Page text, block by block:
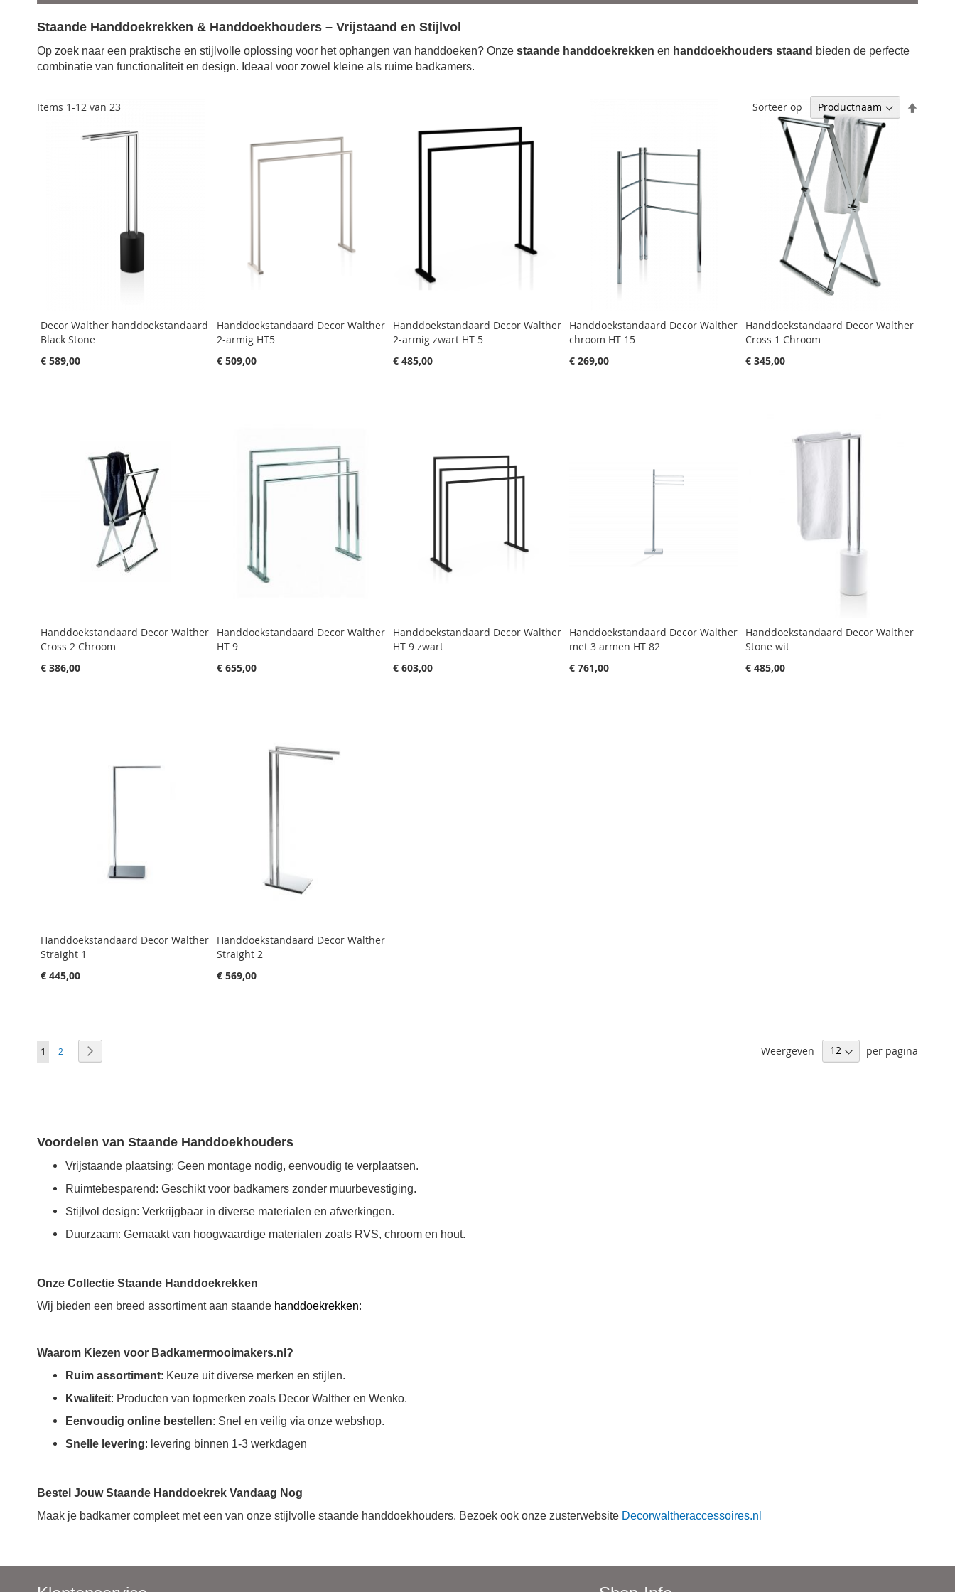
Staande Handdoekrekken & Handdoekhouders – Vrijstaand en Stijlvol
Op zoek naar een praktische en stijlvolle oplossing voor het ophangen van handdoeken? Onze staande handdoekrekken en handdoekhouders staand bieden de perfecte
combinatie van functionaliteit en design. Ideaal voor zowel kleine als ruime badkamers.
Items 1-12 van 23 Sorteer op
Decor Walther handdoekstandaard
Black Stone
€ 589,00
Handdoekstandaard Decor Walther
2-armig HT5
€ 509,00
Handdoekstandaard Decor Walther
2-armig zwart HT 5
€ 485,00
Handdoekstandaard Decor Walther
chroom HT 15
€ 269,00
Handdoekstandaard Decor Walther
Cross 1 Chroom
€ 345,00
Handdoekstandaard Decor Walther
Cross 2 Chroom
€ 386,00
Handdoekstandaard Decor Walther
HT 9
€ 655,00
Handdoekstandaard Decor Walther
HT 9 zwart
€ 603,00
Handdoekstandaard Decor Walther
met 3 armen HT 82
€ 761,00
Handdoekstandaard Decor Walther
Stone wit
€ 485,00
Handdoekstandaard Decor Walther
Straight 1
€ 445,00
Handdoekstandaard Decor Walther
Straight 2
€ 569,00
Pagina
Je leest momenteel pagina
1 Pagina
2 Weergeven per pagina
Voordelen van Staande Handdoekhouders
Vrijstaande plaatsing: Geen montage nodig, eenvoudig te verplaatsen.
Ruimtebesparend: Geschikt voor badkamers zonder muurbevestiging.
Stijlvol design: Verkrijgbaar in diverse materialen en afwerkingen.
Duurzaam: Gemaakt van hoogwaardige materialen zoals RVS, chroom en hout.
Onze Collectie Staande Handdoekrekken
Wij bieden een breed assortiment aan staande handdoekrekken:
Waarom Kiezen voor Badkamermooimakers.nl?
Ruim assortiment: Keuze uit diverse merken en stijlen.
Kwaliteit: Producten van topmerken zoals Decor Walther en Wenko.
Eenvoudig online bestellen: Snel en veilig via onze webshop.
Snelle levering: levering binnen 1-3 werkdagen
Bestel Jouw Staande Handdoekrek Vandaag Nog
Maak je badkamer compleet met een van onze stijlvolle staande handdoekhouders. Bezoek ook onze zusterwebsite Decorwaltheraccessoires.nl